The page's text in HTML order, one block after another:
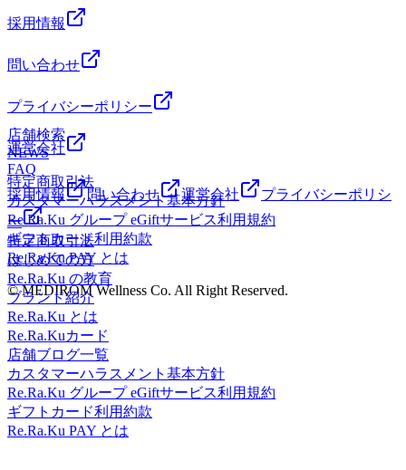
い生活が基本。「健康的な生活＝基礎代謝を上げる生活」
う。※代謝には【新陳代謝】もあるので、こちらもいつか触
なほぐしだけではなく、お客様に合わせた様々な健康に対す
るアドバイスの提案をしております。一緒にこれからの未来
を健康に過ごしましよう＾＾
━━━━━━━━━━━━━━━━━━……‥・☆★☆新し
い健康を考えるRe.Ra.Ku イオンレイクタウン店営業時間
10：00～21：00（最終受付20：20） 〒343-0828埼玉県越
谷市レイクタウン3-1-1イオンレイクタウンmori2FTEL 048-
967-5051JR武蔵野線 越谷レイクタウン駅より徒歩約10分マ
ッサージより気持ちいい！？リラクのボディケアをぜひご体
験ください★
採用情報
問い合わせ
プライバシーポリシー
運営会社
特定商取引法
カスタマーハラスメント基本方針
Re.Ra.Ku グループ eGiftサービス利用規約
ギフトカード利用約款
Re.Ra.Ku PAY とは
© MEDIROM Wellness Co. All Right Reserved.
店舗検索
NEWS
FAQ
採用情報
問い合わせ 運営会社
プライバシーポリシ
ー
特定商取引法
はじめての方
Re.Ra.Ku の教育
ブランド紹介
Re.Ra.Ku とは
Re.Ra.Kuカード
店舗ブログ一覧
カスタマーハラスメント基本方針
Re.Ra.Ku グループ eGiftサービス利用規約
ギフトカード利用約款
Re.Ra.Ku PAY とは